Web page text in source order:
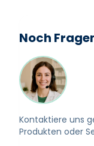
Noch
Kontaktiere uns
Produkten oder